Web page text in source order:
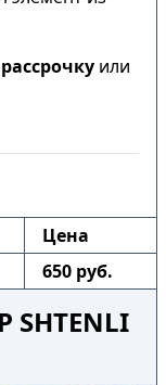
рассрочку или
Цена
650 руб.